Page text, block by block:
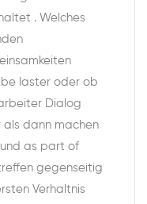
. Welches
laster oder ob
Dialog
als dann machen
as part of
gegenseitig
Verhaltnis